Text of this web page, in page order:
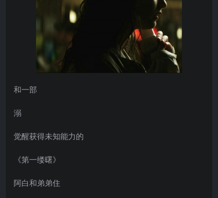
和一部
溺
觉醒获得未知能力的
《第一缕曙》
阿白和弟弟住